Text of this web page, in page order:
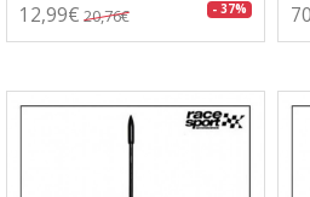
12,99€ 20,76€ - 37%